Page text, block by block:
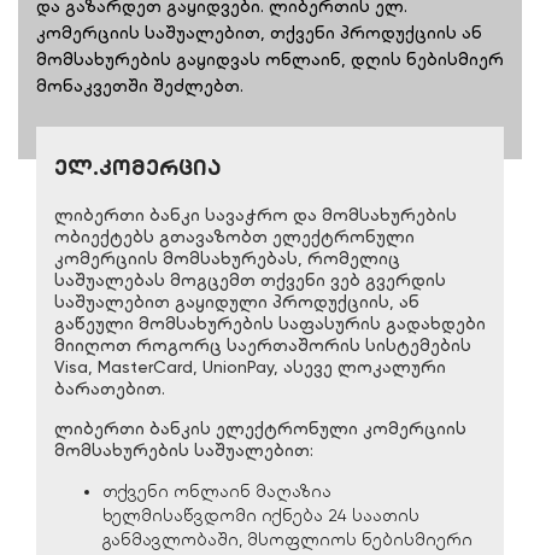
და გაზარდეთ გაყიდვები. ლიბერთის ელ.
კომერციის საშუალებით, თქვენი პროდუქციის ან
მომსახურების გაყიდვას ონლაინ, დღის ნებისმიერ
მონაკვეთში შეძლებთ.
ელ.კომერცია
ლიბერთი ბანკი სავაჭრო და მომსახურების
ობიექტებს გთავაზობთ ელექტრონული
კომერციის მომსახურებას, რომელიც
საშუალებას მოგცემთ თქვენი ვებ გვერდის
საშუალებით გაყიდული პროდუქციის, ან
გაწეული მომსახურების საფასურის გადახდები
მიიღოთ როგორც საერთაშორის სისტემების
Visa, MasterCard, UnionPay, ასევე ლოკალური
ბარათებით.
ლიბერთი ბანკის ელექტრონული კომერციის
მომსახურების საშუალებით:
თქვენი ონლაინ მაღაზია
ხელმისაწვდომი იქნება 24 საათის
განმავლობაში, მსოფლიოს ნებისმიერი